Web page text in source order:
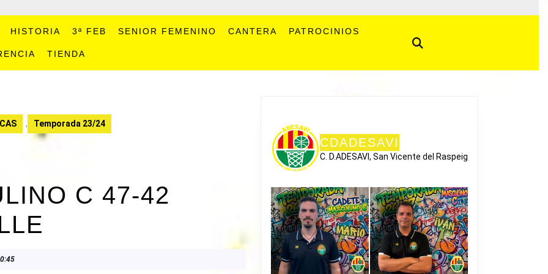
HISTORIA 3ª FEB SENIOR FEMENINO CANTERA PATROCINIOS
TIENDA
, Temporada 23/24
C 47-42
CDADESAVI
C. D.ADESAVI, San Vicente del Raspeig